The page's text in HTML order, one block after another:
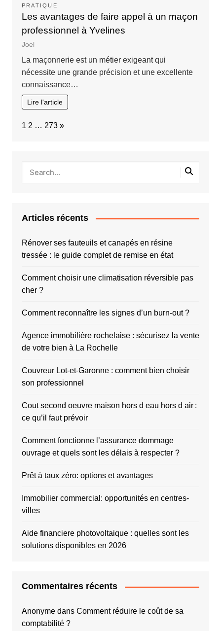
PRATIQUE
Les avantages de faire appel à un maçon
professionnel à Yvelines
Joel
La maçonnerie est un métier exigeant qui
nécessite une grande précision et une excellente
connaissance…
Lire l'article
Page:
1 2 … 273 Next
»
Articles récents
Rénover ses fauteuils et canapés en résine
tressée : le guide complet de remise en état
Comment choisir une climatisation réversible pas
cher ?
Comment reconnaître les signes d’un burn-out ?
Agence immobilière rochelaise : sécurisez la vente
de votre bien à La Rochelle
Couvreur Lot-et-Garonne : comment bien choisir
son professionnel
Cout second oeuvre maison hors d eau hors d air :
ce qu’il faut prévoir
Comment fonctionne l’assurance dommage
ouvrage et quels sont les délais à respecter ?
Prêt à taux zéro: options et avantages
Immobilier commercial: opportunités en centres-
villes
Aide financiere photovoltaique : quelles sont les
solutions disponibles en 2026
Commentaires récents
Anonymedans Comment réduire le coût de sa
comptabilité ?